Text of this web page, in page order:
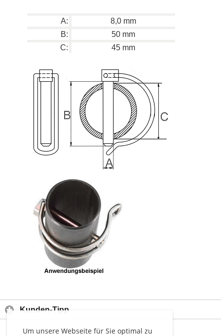
Um unsere Webseite für Sie optimal zu
A:
8,0 mm
B:
50 mm
C:
45 mm
Kunden-Tipp